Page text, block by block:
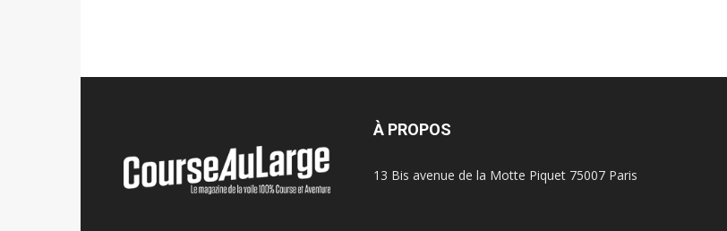
À PROPOS
13 Bis avenue de la Motte Piquet 75007 Paris